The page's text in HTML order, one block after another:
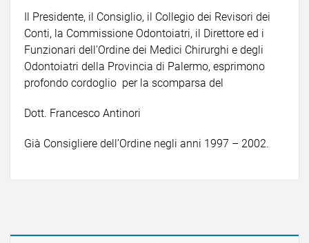
Il Presidente, il Consiglio, il Collegio dei Revisori dei
Conti, la Commissione Odontoiatri, il Direttore ed i
Funzionari dell’Ordine dei Medici Chirurghi e degli
Odontoiatri della Provincia di Palermo, esprimono
profondo cordoglio per la scomparsa del
Dott. Francesco Antinori
Già Consigliere dell’Ordine negli anni 1997 – 2002.